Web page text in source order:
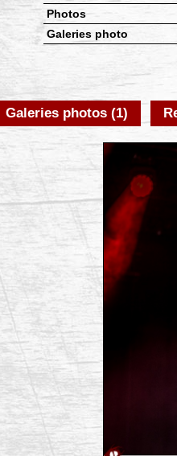
Photos
Galeries photo
Galeries photos (1)